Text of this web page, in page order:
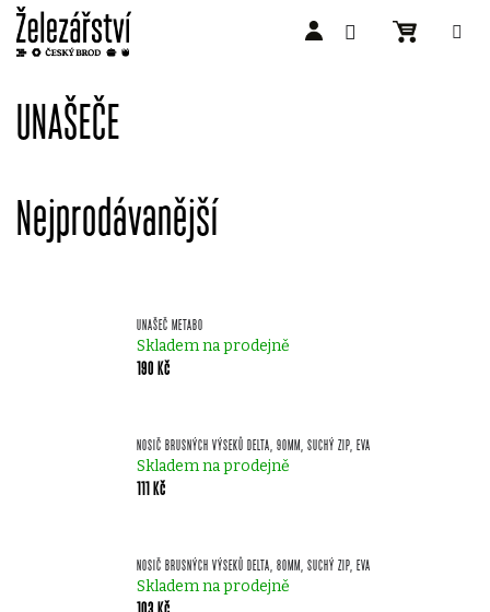
obsahUNAŠEČE
Nejprodávanější
UNAŠEČ METABO
Skladem na prodejně
190 Kč
NOSIČ BRUSNÝCH VÝSEKŮ DELTA, 90MM, SUCHÝ ZIP, EVA
Skladem na prodejně
111 Kč
NOSIČ BRUSNÝCH VÝSEKŮ DELTA, 80MM, SUCHÝ ZIP, EVA
Skladem na prodejně